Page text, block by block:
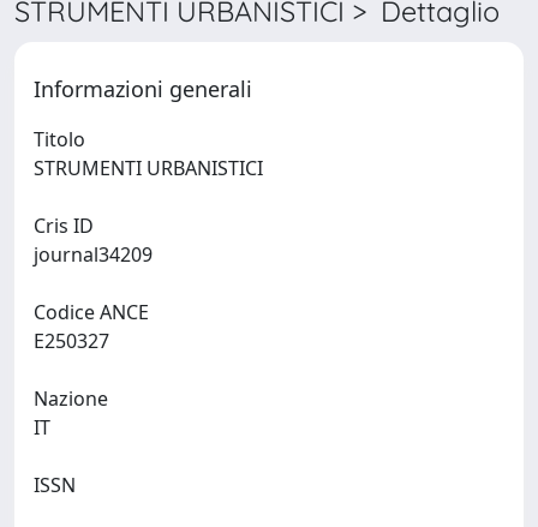
STRUMENTI URBANISTICI > Dettaglio
Informazioni generali
Titolo
Cris ID
Codice ANCE
Nazione
ISSN